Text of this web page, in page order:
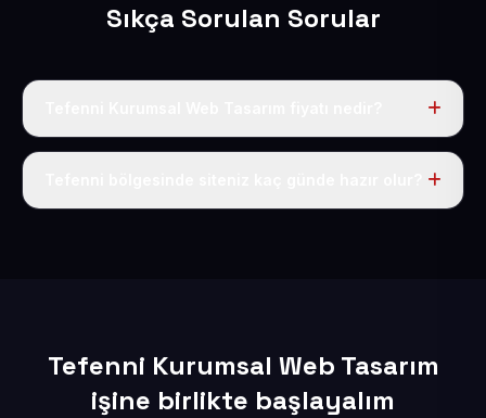
Sıkça Sorulan Sorular
Tek fiyat uygulanır: yıllık 50 USD + KDV. Bu bedele alan
Tefenni Kurumsal Web Tasarım
işine birlikte başlayalım